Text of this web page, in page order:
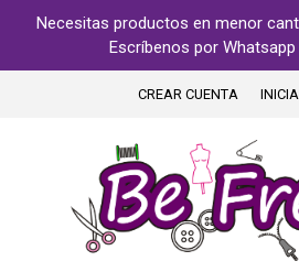
Necesitas productos en menor
Escríbenos por Whatsapp
CREAR CUENTA